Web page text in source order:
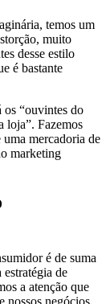
temos um
muito
desse estilo
é bastante
os “ouvintes do
loja”. Fazemos
uma mercadoria de
marketing
é de suma
estratégia de
a atenção que
nossos negócios,